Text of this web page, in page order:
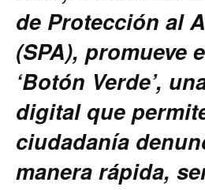
de Protección al
(SPA), promueve
‘Botón Verde’,
digital que
ciudadanía
manera rápida,